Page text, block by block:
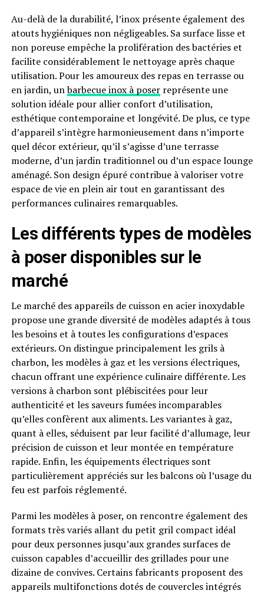
Au-delà de la durabilité, l’inox présente également des
atouts hygiéniques non négligeables. Sa surface lisse et
non poreuse empêche la prolifération des bactéries et
facilite considérablement le nettoyage après chaque
utilisation. Pour les amoureux des repas en terrasse ou
en jardin, unbarbecue inox à poserreprésente une
solution idéale pour allier confort d’utilisation,
esthétique contemporaine et longévité. De plus, ce type
d’appareil s’intègre harmonieusement dans n’importe
quel décor extérieur, qu’il s’agisse d’une terrasse
moderne, d’un jardin traditionnel ou d’un espace lounge
aménagé. Son design épuré contribue à valoriser votre
espace de vie en plein air tout en garantissant des
performances culinaires remarquables.
Les différents types de modèles
à poser disponibles sur le
marché
Le marché des appareils de cuisson en acier inoxydable
propose une grande diversité de modèles adaptés à tous
les besoins et à toutes les configurations d’espaces
extérieurs. On distingue principalement les grils à
charbon, les modèles à gaz et les versions électriques,
chacun offrant une expérience culinaire différente. Les
versions à charbon sont plébiscitées pour leur
authenticité et les saveurs fumées incomparables
qu’elles confèrent aux aliments. Les variantes à gaz,
quant à elles, séduisent par leur facilité d’allumage, leur
précision de cuisson et leur montée en température
rapide. Enfin, les équipements électriques sont
particulièrement appréciés sur les balcons où l’usage du
feu est parfois réglementé.
Parmi les modèles à poser, on rencontre également des
formats très variés allant du petit gril compact idéal
pour deux personnes jusqu’aux grandes surfaces de
cuisson capables d’accueillir des grillades pour une
dizaine de convives. Certains fabricants proposent des
appareils multifonctions dotés de couvercles intégrés